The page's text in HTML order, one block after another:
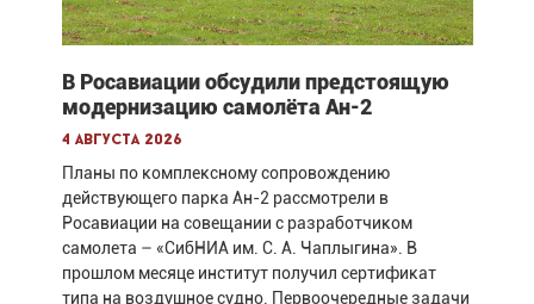
В Росавиации обсудили предстоящую
модернизацию самолёта Ан-2
4 августа 2026
Планы по комплексному сопровождению
действующего парка Ан-2 рассмотрели в
Росавиации на совещании с разработчиком
самолета – «СибНИА им. С. А. Чаплыгина». В
прошлом месяце институт получил сертификат
типа на воздушное судно. Первоочередные задачи